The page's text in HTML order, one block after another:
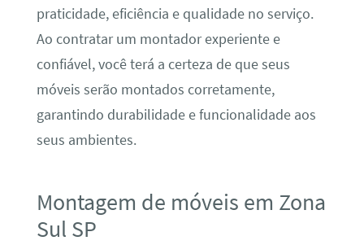
praticidade, eficiência e qualidade no serviço.
Ao contratar um montador experiente e
confiável, você terá a certeza de que seus
móveis serão montados corretamente,
garantindo durabilidade e funcionalidade aos
seus ambientes.
Montagem de móveis em Zona
Sul SP